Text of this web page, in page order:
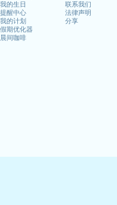
我的生日
提醒中心
我的计划
假期优化器
晨间咖啡
联系我们
法律声明
分享